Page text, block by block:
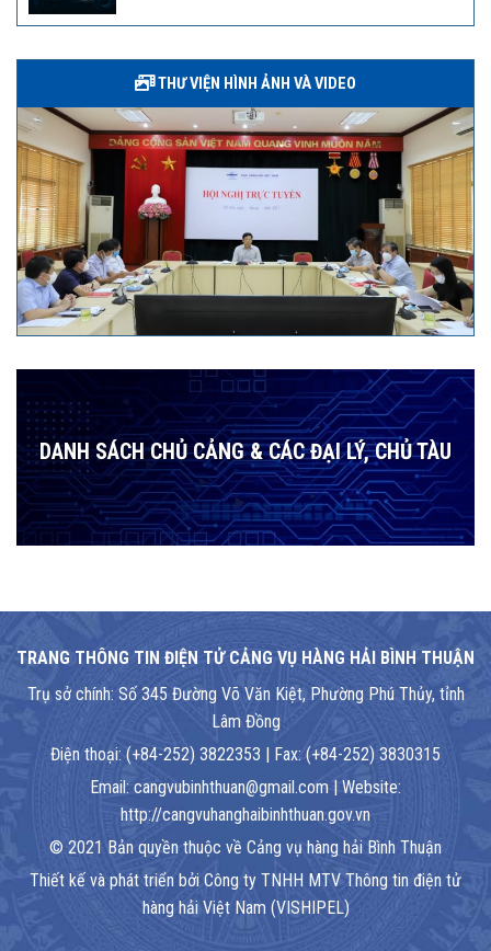
THƯ VIỆN HÌNH ẢNH VÀ VIDEO
DANH SÁCH CHỦ CẢNG & CÁC ĐẠI LÝ, CHỦ TÀU
TRANG THÔNG TIN ĐIỆN TỬ CẢNG VỤ HÀNG HẢI BÌNH THUẬN
Trụ sở chính: Số 345 Đường Võ Văn Kiệt, Phường Phú Thủy, tỉnh
Lâm Đồng
Điện thoại: (+84-252) 3822353 | Fax: (+84-252) 3830315
Email: cangvubinhthuan@gmail.com | Website:
http://cangvuhanghaibinhthuan.gov.vn
© 2021 Bản quyền thuộc về Cảng vụ hàng hải Bình Thuận
Thiết kế và phát triển bởi Công ty TNHH MTV Thông tin điện tử
hàng hải Việt Nam (VISHIPEL)